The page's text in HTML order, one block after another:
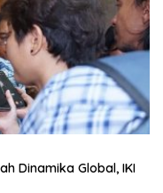
Dinamika Global, IKI